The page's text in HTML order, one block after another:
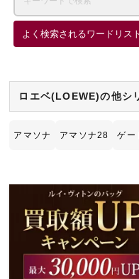
よく検索されるワードリスト
ロエベ(LOEWE)の他シ
アマソナ アマソナ28 ゲー